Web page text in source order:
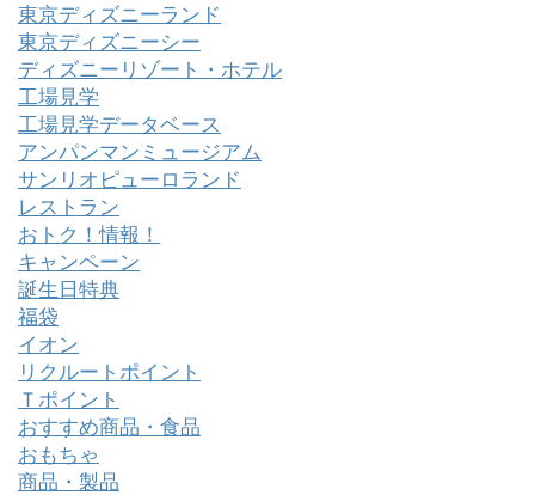
東京ディズニーランド
東京ディズニーシー
ディズニーリゾート・ホテル
工場見学
工場見学データベース
アンパンマンミュージアム
サンリオピューロランド
レストラン
おトク！情報！
キャンペーン
誕生日特典
福袋
イオン
リクルートポイント
Ｔポイント
おすすめ商品・食品
おもちゃ
商品・製品